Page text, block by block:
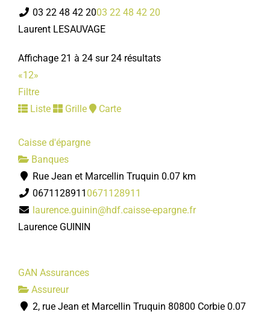
03 22 48 42 2003 22 48 42 20
Laurent LESAUVAGE
Affichage 21 à 24 sur 24 résultats
«12»
Filtre
Liste
Grille Carte
Caisse d'épargne
Banques
Rue Jean et Marcellin Truquin 0.07 km
0671128911 0671128911
laurence.guinin@hdf.caisse-epargne.fr
Laurence GUININ
GAN Assurances
Assureur
2, rue Jean et Marcellin Truquin 80800 Corbie 0.07